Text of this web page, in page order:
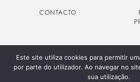
CONTACTO
© 2022, Fotoprint todos os direitos
Este site utiliza cookies para permitir
por parte do utilizador. Ao navegar no
sua utilização.